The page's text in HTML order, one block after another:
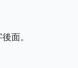
面。